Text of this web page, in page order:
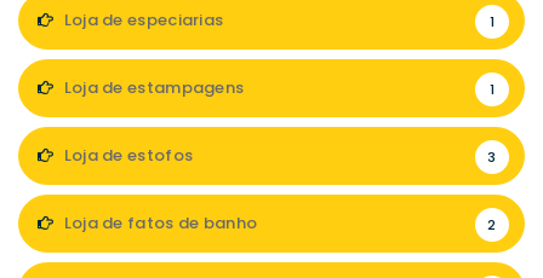
Loja de especiarias 1
Loja de estampagens 1
Loja de estofos 3
Loja de fatos de banho 2